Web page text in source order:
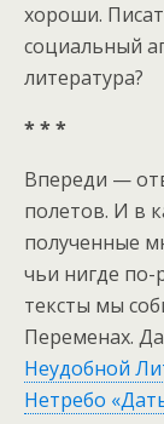
хороши.
социальный
литература?
* * *
Впереди —
полетов. И в
полученные
чьи нигде по-
тексты мы
Переменах.
Неудобной
Нетребо